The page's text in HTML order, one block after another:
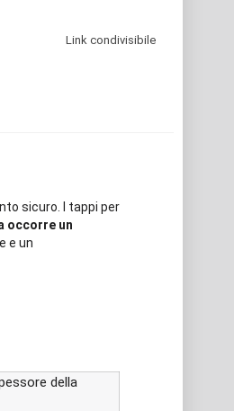
Link condivisibile
sicuro. I tappi per
occorre un
e un
della